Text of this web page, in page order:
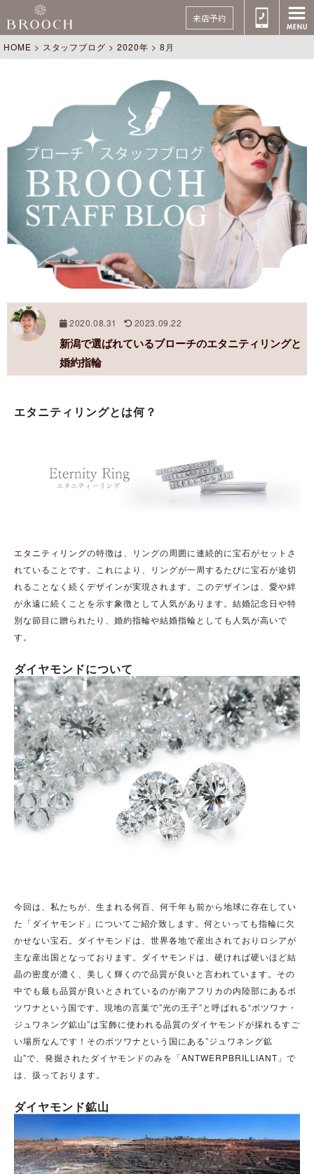
来店予約
HOME > スタッフブログ >2020年 > 8月
2020.08.31 2023.09.22
新潟で選ばれているブローチのエタニティリングと
婚約指輪
エタニティリングとは何？
エタニティリングの特徴は、リングの周囲に連続的に宝石がセットさ
れていることです。これにより、リングが一周するたびに宝石が途切
れることなく続くデザインが実現されます。このデザインは、愛や絆
が永遠に続くことを示す象徴として人気があります。結婚記念日や特
別な節目に贈られたり、婚約指輪や結婚指輪としても人気が高いで
す。
ダイヤモンドについて
今回は、私たちが、生まれる何百、何千年も前から地球に存在してい
た「ダイヤモンド」についてご紹介致します。 何といっても指輪に欠
かせない宝石。ダイヤモンドは、世界各地で産出されておりロシアが
主な産出国となっております。ダイヤモンドは、硬ければ硬いほど結
晶の密度が濃く、 美しく輝くので品質が良いと言われています。 その
中でも最も品質が良いとされているのが南アフリカの内陸部にあるボ
ツワナという国です。 現地の言葉で”光の王子”と呼ばれる“ボツワナ・
ジュワネング鉱山”は宝飾に使われる品質のダイヤモンドが採れるすご
い場所なんです！そのボツワナという国にある”ジュワネング鉱
山”で、発掘されたダイヤモンドのみを「ANTWERPBRILLIANT」で
は、扱っております。
ダイヤモンド鉱山